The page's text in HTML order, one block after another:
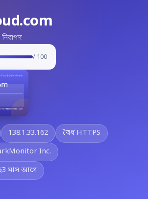
/ 100
138.1.33.162
বৈধ HTTPS
Inc.
3 মাস আগে